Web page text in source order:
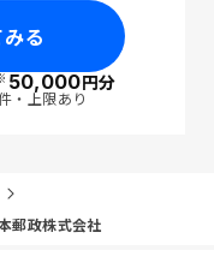
る
50,000円分
・上限あり
郵政株式会社